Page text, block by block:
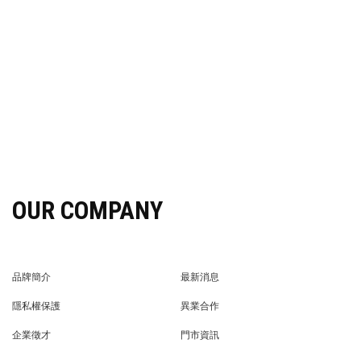
OUR COMPANY
品牌簡介
最新消息
隱私權保護
異業合作
企業徵才
門市資訊